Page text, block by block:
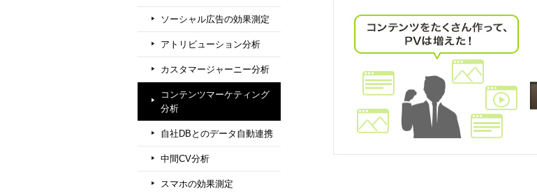
ソーシャル広告の効果測定
アトリビューション分析
カスタマージャーニー分析
コンテンツマーケティング
分析
自社DBとのデータ自動連携
中間CV分析
スマホの効果測定